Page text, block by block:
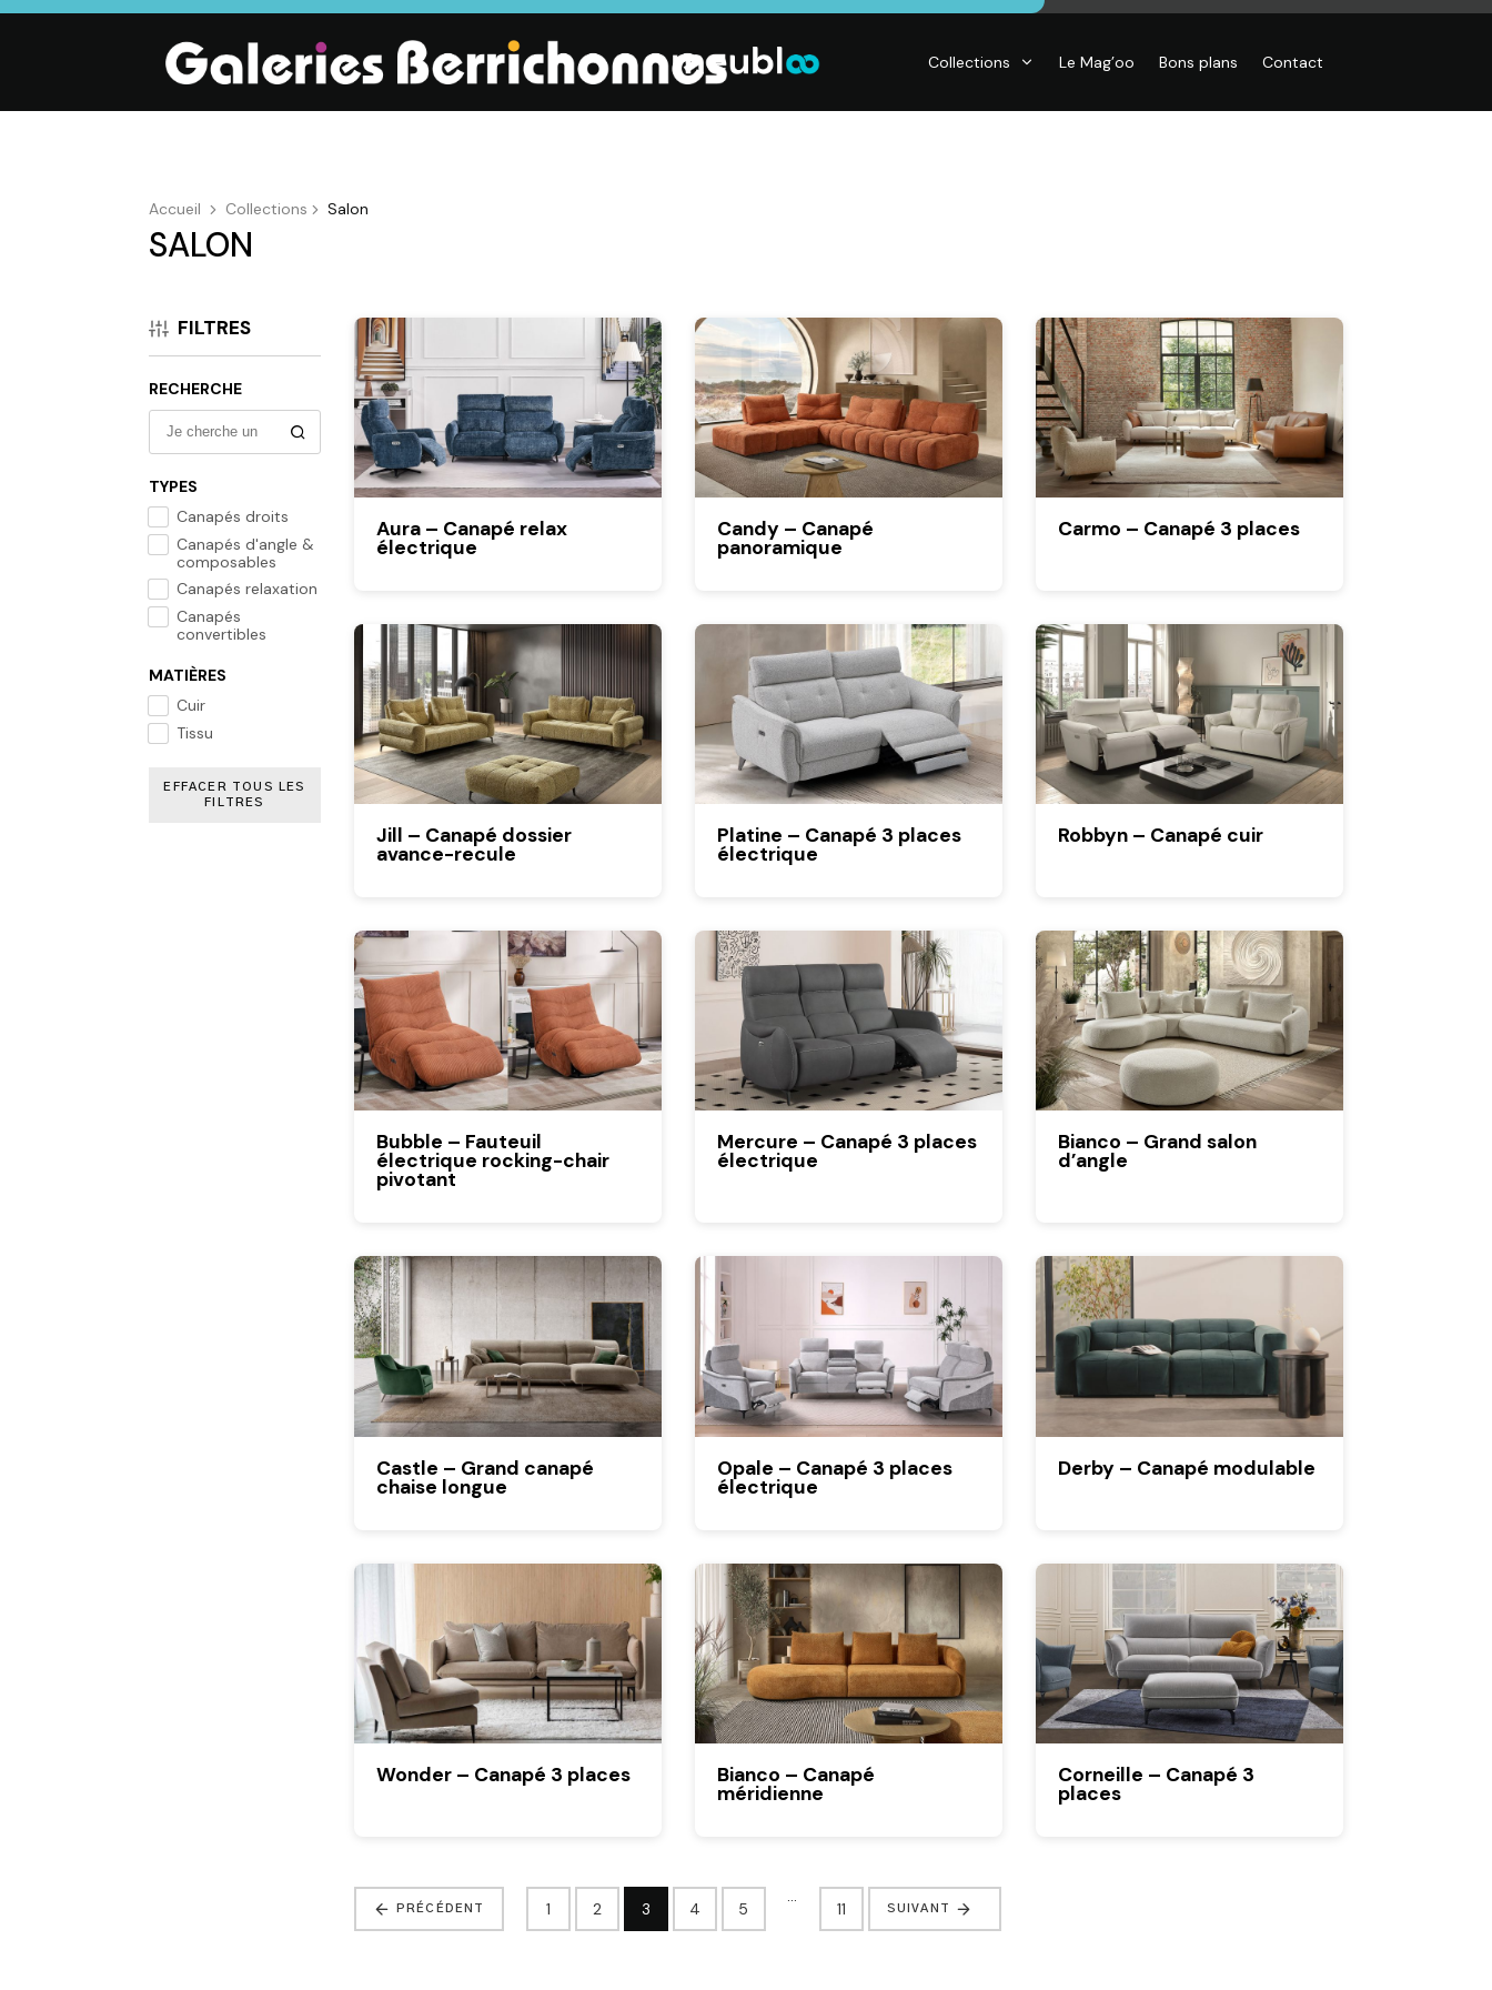
Collections
& composables,
Tables, Chaises,
Meubles TV,
Meubles de
Armoires, Lits,
Commodes
Sommiers,
Literies
électriques,
Linge de maison
maison, Objets
déco,
Luminaires,
Déco murales
Le Mag’oo Bons plans Contact
Accueil Collections Salon
SALON
FILTRES
RECHERCHE
TYPES
Canapés droits
Canapés d'angle &
composables
Canapés relaxation
Canapés
convertibles
MATIÈRES
Cuir
Tissu
EFFACER TOUS LES
FILTRES
Aura – Canapé relax
électrique
Candy – Canapé
panoramique
Carmo – Canapé 3 places
Jill – Canapé dossier
avance-recule
Platine – Canapé 3 places
électrique
Robbyn – Canapé cuir
Bubble – Fauteuil
électrique rocking-chair
pivotant
Mercure – Canapé 3 places
électrique
Bianco – Grand salon
d’angle
Castle – Grand canapé
chaise longue
Opale – Canapé 3 places
électrique
Derby – Canapé modulable
Wonder – Canapé 3 places Bianco – Canapé
méridienne
Corneille – Canapé 3
places
PRÉCÉDENT 1 2 3 4 5
…
11 SUIVANT